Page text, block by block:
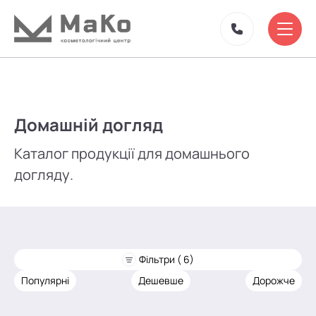
Домашній догляд
Каталог продукції для домашнього
догляду.
Фільтри ( 6)
Популярні
Дешевше Дорожче